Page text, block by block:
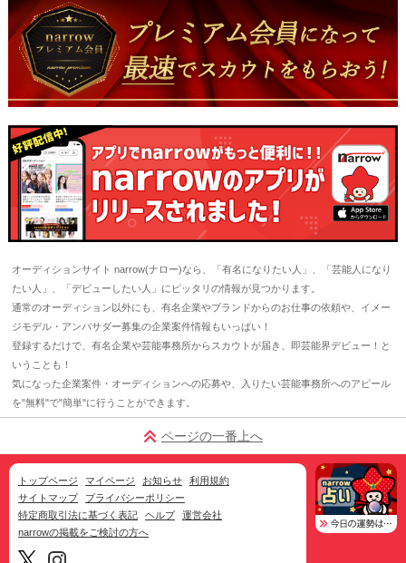
オーディションサイト narrow(ナロー)なら、「有名になりたい人」、「芸能人になり
たい人」、「デビューしたい人」にピッタリの情報が見つかります。
通常のオーディション以外にも、有名企業やブランドからのお仕事の依頼や、イメー
ジモデル・アンバサダー募集の企業案件情報もいっぱい！
登録するだけで、有名企業や芸能事務所からスカウトが届き、即芸能界デビュー！と
いうことも！
気になった企業案件・オーディションへの応募や、入りたい芸能事務所へのアピール
を"無料"で"簡単"に行うことができます。
ページの一番上へ
トップページ マイページ お知らせ
利用規約
サイトマップ
プライバシーポリシー
特定商取引法に基づく表記
ヘルプ
運営会社
narrowの掲載をご検討の方へ